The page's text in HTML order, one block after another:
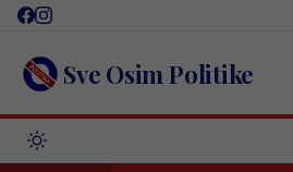
Skip
content Sve Osim Politike